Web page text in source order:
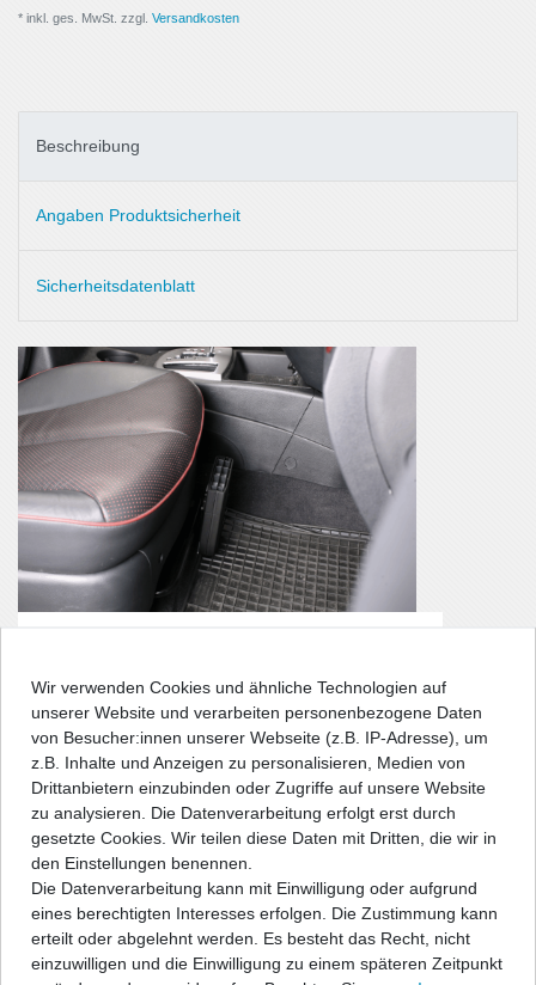
* inkl. ges. MwSt. zzgl. Versandkosten
Beschreibung
Angaben Produktsicherheit
Sicherheitsdatenblatt
Trotz einer Tiefe von nur 37, 50 bzw. 60mm (Modellabhängig),
sind die äußerst kompakten WaveLine Innenraum-Heizlüfter
leistungsstark und verfügen über eine temperaturabhängige
Leistungsregelung sowie einen automatischen
Überhitzungsschutz. Die Standbügel und Montageplatte
Wir verwenden Cookies und ähnliche Technologien auf
unserer Website und verarbeiten personenbezogene Daten
von Besucher:innen unserer Webseite (z.B. IP-Adresse), um
z.B. Inhalte und Anzeigen zu personalisieren, Medien von
Drittanbietern einzubinden oder Zugriffe auf unsere Website
zu analysieren. Die Datenverarbeitung erfolgt erst durch
gesetzte Cookies. Wir teilen diese Daten mit Dritten, die wir in
den Einstellungen benennen.
Die Datenverarbeitung kann mit Einwilligung oder aufgrund
eines berechtigten Interesses erfolgen. Die Zustimmung kann
erteilt oder abgelehnt werden. Es besteht das Recht, nicht
einzuwilligen und die Einwilligung zu einem späteren Zeitpunkt